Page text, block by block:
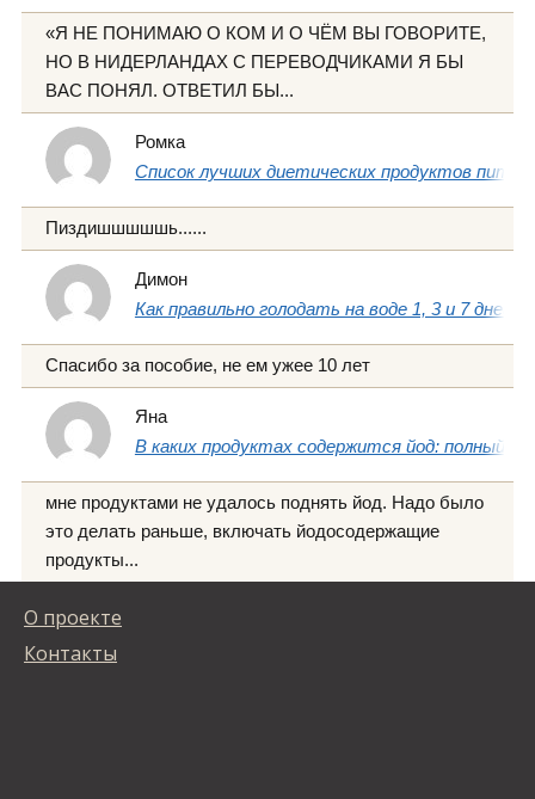
«Я НЕ ПОНИМАЮ О КОМ И О ЧЁМ ВЫ ГОВОРИТЕ,
НО В НИДЕРЛАНДАХ С ПЕРЕВОДЧИКАМИ Я БЫ
ВАС ПОНЯЛ. ОТВЕТИЛ БЫ...
Ромка
Список лучших диетических продуктов
Пиздишшшшшь......
Димон
Как правильно голодать на воде 1, 3 и 7 дней
Спасибо за пособие, не ем ужее 10 лет
Яна
В каких продуктах содержится йод: полный
мне продуктами не удалось поднять йод. Надо было
это делать раньше, включать йодосодержащие
продукты...
О проекте
Контакты